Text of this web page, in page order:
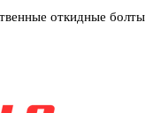
откидные болты